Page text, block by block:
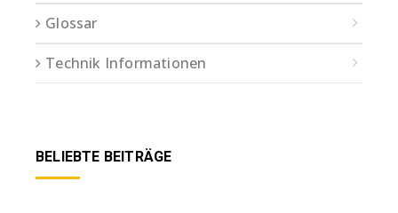
Glossar
Technik Informationen
BELIEBTE BEITRÄGE